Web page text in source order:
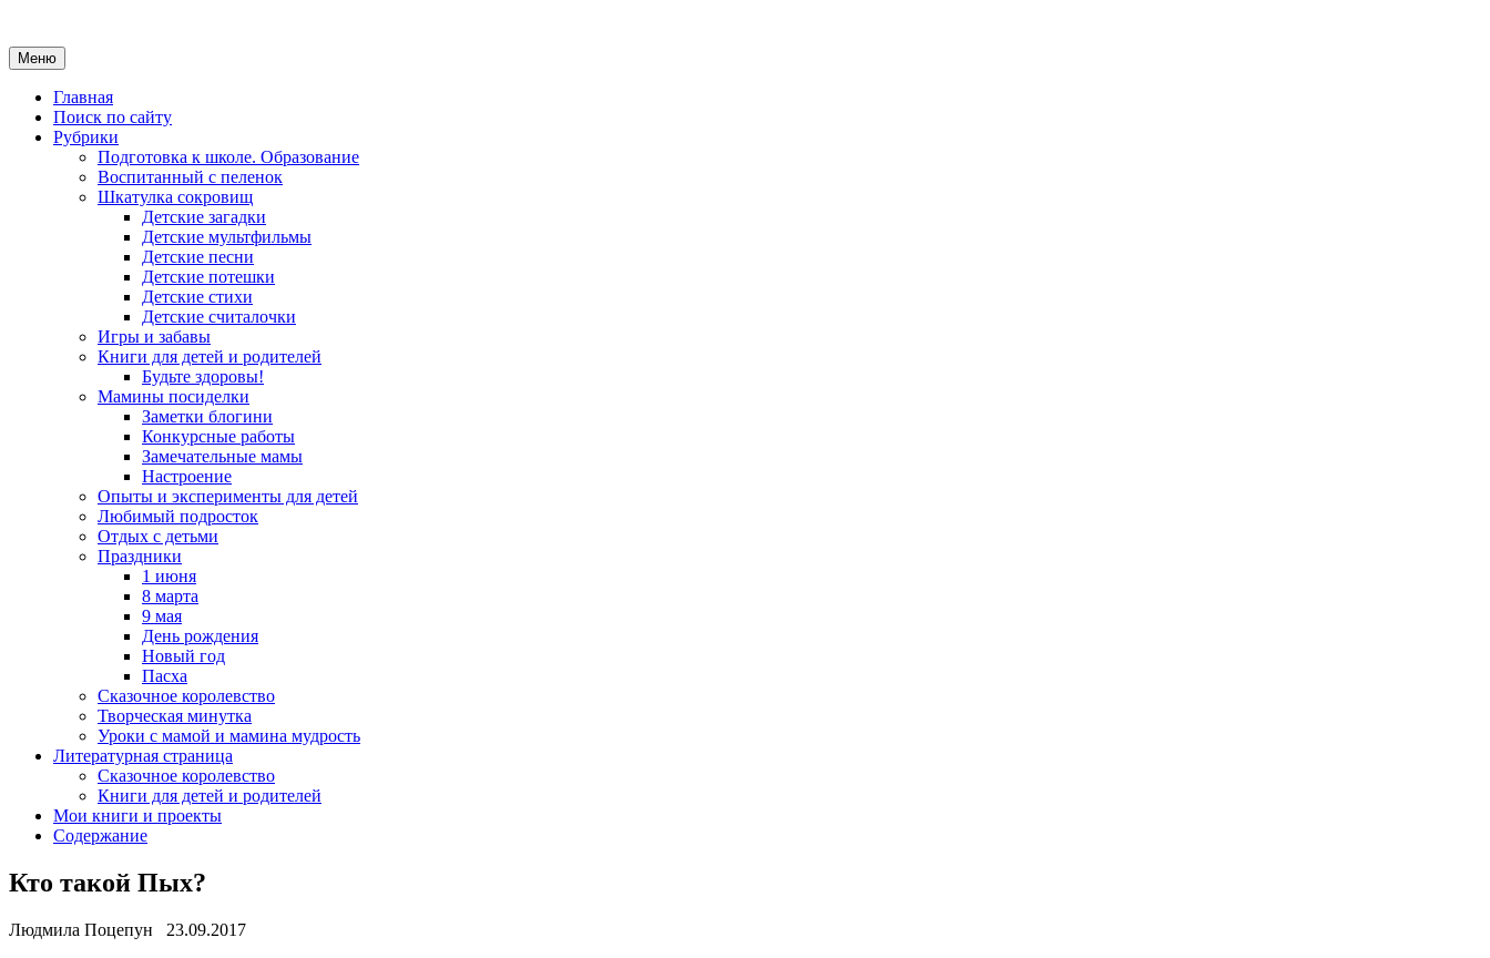
Меню
Главная
Поиск по сайту
Рубрики
Подготовка к школе. Образование
Воспитанный с пеленок
Шкатулка сокровищ
Детские загадки
Детские мультфильмы
Детские песни
Детские потешки
Детские стихи
Детские считалочки
Игры и забавы
Книги для детей и родителей
Будьте здоровы!
Мамины посиделки
Заметки блогини
Конкурсные работы
Замечательные мамы
Настроение
Опыты и эксперименты для детей
Любимый подросток
Отдых с детьми
Праздники
1 июня
8 марта
9 мая
День рождения
Новый год
Пасха
Сказочное королевство
Творческая минутка
Уроки с мамой и мамина мудрость
Литературная страница
Сказочное королевство
Книги для детей и родителей
Мои книги и проекты
Содержание
Кто такой Пых?
Людмила Поцепун 23.09.2017